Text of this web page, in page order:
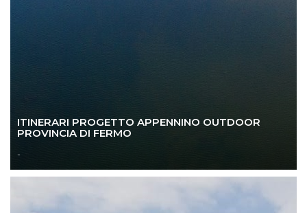
ITINERARI PROGETTO APPENNINO OUTDOOR
PROVINCIA DI FERMO
-